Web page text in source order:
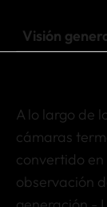
Visión
A lo largo de
cámaras
convertido
observación